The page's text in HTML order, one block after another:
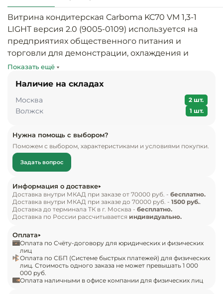
Барный
Посуда и
общепита
Оснащение
Витрина кондитерская Carboma KC70 VM 1,3-1
LIGHT версия 2.0 (9005-0109) используется на
предприятиях общественного питания и
торговли для демонстрации, охлаждения и
кратковременного хранения тортов, пирожных и
хай-тек подойдет для современных торговых
пространств. Имеет безрамное остекление,
благодаря чему достигается широкий обзор
аппетитно подсветит ассортимент на всей
площади полок. Сдержанный и лаконичный
дизайн витрин подчеркивает функциональность
и технологичность. Дополнительные опции и
широкий модельный ряд расширяет
возможности витрин.
Особенности:
Задние створки-слайдер (стеклопакет) со
встроенной ручкой;
3 полки с LED- подсветкой (холодильные);
Регулируемые ножки-опоры;
Остекление с 4-х сторон;
Показать ещё
Наличие на складах
Москва 2 шт.
Волжск 1 шт.
Нужна помощь с выбором?
Поможем с выбором, характеристиками и условиями покупки.
Задать вопрос
Информация о доставке
Доставка внутри МКАД при заказе от 70000 руб. - бесплатно.
Доставка внутри МКАД при заказе до 70000 руб. - 1500 руб..
Доставка до терминала ТК в г. Москва - бесплатно.
Доставка по России рассчитывается индивидуально.
Оплата
Оплата по Счёту-договору для юридических и физических
лиц
Оплата по СБП (Системе быстрых платежей) для физических
лиц. Стоимость одного заказа не может превышать 1 000
000 руб.
Оплата наличными в офисе компании для физических лиц